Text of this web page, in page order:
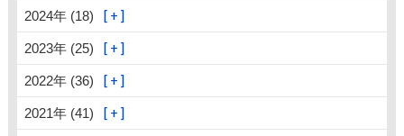
2024年 (18)
2023年 (25)
2022年 (36)
2021年 (41)